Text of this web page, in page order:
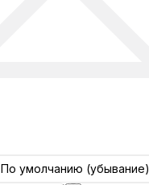
По умолчанию (убывание)